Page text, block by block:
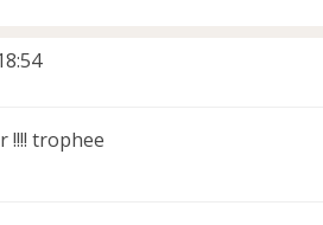
!!!! trophee